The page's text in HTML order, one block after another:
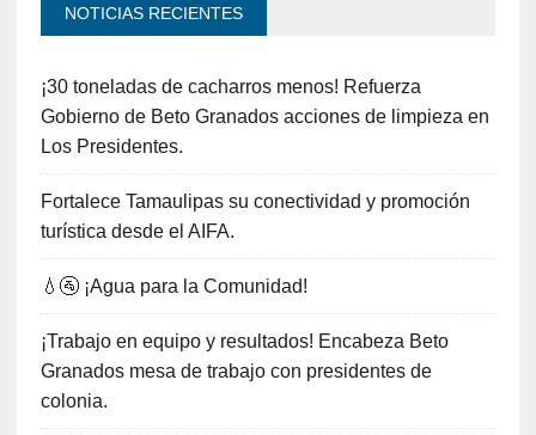
NOTICIAS RECIENTES
¡30 toneladas de cacharros menos! Refuerza
Gobierno de Beto Granados acciones de limpieza en
Los Presidentes.
Fortalece Tamaulipas su conectividad y promoción
turística desde el AIFA.
💧🚰 ¡Agua para la Comunidad!
¡Trabajo en equipo y resultados! Encabeza Beto
Granados mesa de trabajo con presidentes de
colonia.